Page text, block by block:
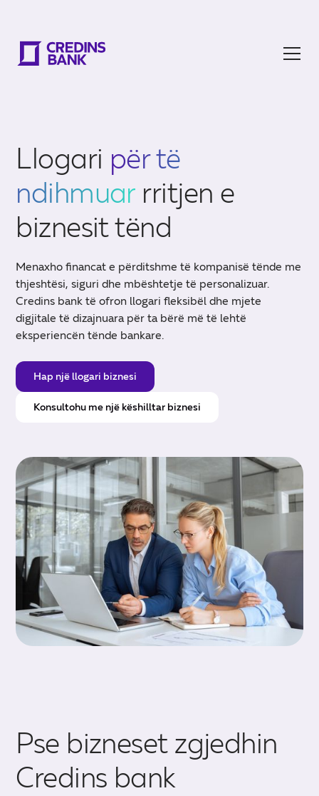
Llogari për të
ndihmuarrritjen e
biznesit tënd
Menaxho financat e përditshme të kompanisë tënde me
thjeshtësi, siguri dhe mbështetje të personalizuar.
Credins bank të ofron llogari fleksibël dhe mjete
digjitale të dizajnuara për ta bërë më të lehtë
eksperiencën tënde bankare.
Hap një llogari biznesi
Konsultohu me një këshilltar biznesi
Pse bizneset zgjedhin
Credins bank